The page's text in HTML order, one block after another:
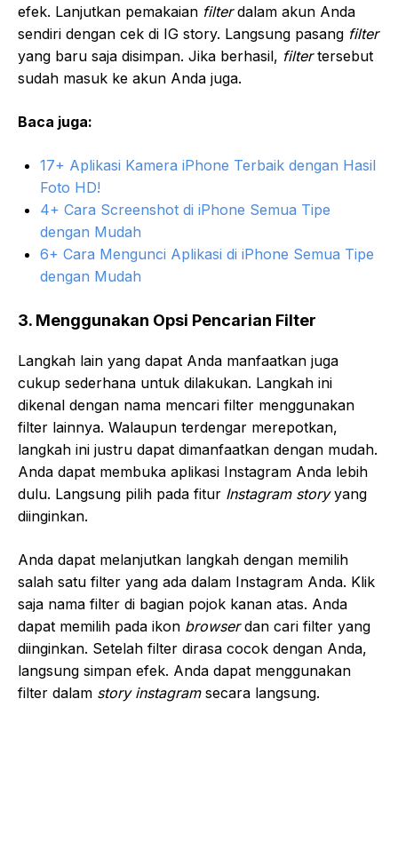
efek. Lanjutkan pemakaian filterdalam akun Anda
sendiri dengan cek di IG story. Langsung pasang filter
yang baru saja disimpan. Jika berhasil, filtertersebut
sudah masuk ke akun Anda juga.
Baca juga:
17+ Aplikasi Kamera iPhone Terbaik dengan Hasil
Foto HD!
4+ Cara Screenshot di iPhone Semua Tipe
dengan Mudah
6+ Cara Mengunci Aplikasi di iPhone Semua Tipe
dengan Mudah
3. Menggunakan Opsi Pencarian Filter
Langkah lain yang dapat Anda manfaatkan juga
cukup sederhana untuk dilakukan. Langkah ini
dikenal dengan nama mencari filter menggunakan
filter lainnya. Walaupun terdengar merepotkan,
langkah ini justru dapat dimanfaatkan dengan mudah.
Anda dapat membuka aplikasi Instagram Anda lebih
dulu. Langsung pilih pada fitur Instagram storyyang
diinginkan.
Anda dapat melanjutkan langkah dengan memilih
salah satu filter yang ada dalam Instagram Anda. Klik
saja nama filter di bagian pojok kanan atas. Anda
dapat memilih pada ikon browserdan cari filter yang
diinginkan. Setelah filter dirasa cocok dengan Anda,
langsung simpan efek. Anda dapat menggunakan
filter dalam story instagram secara langsung.